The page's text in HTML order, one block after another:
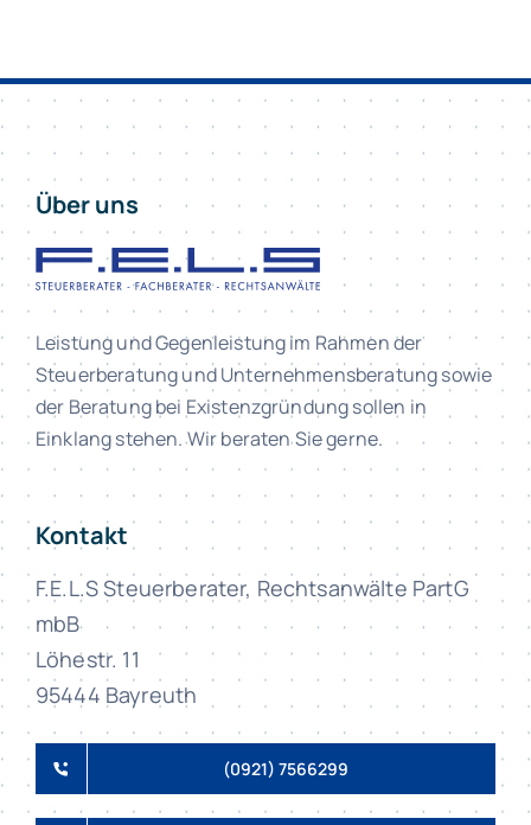
Über uns
Leistung und Gegenleistung im Rahmen der
Steuerberatung und Unternehmensberatung sowie
der Beratung bei Existenzgründung sollen in
Einklang stehen. Wir beraten Sie gerne.
Kontakt
F.E.L.S Steuerberater, Rechtsanwälte PartG
mbB
Löhestr. 11
95444 Bayreuth
(0921) 7566299